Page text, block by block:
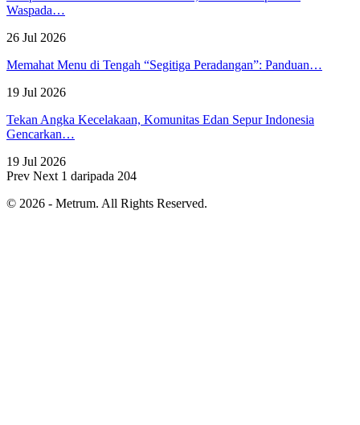
Waspada…
26 Jul 2026
Memahat Menu di Tengah “Segitiga Peradangan”: Panduan…
19 Jul 2026
Tekan Angka Kecelakaan, Komunitas Edan Sepur Indonesia
Gencarkan…
19 Jul 2026
Prev Next 1 daripada 204
© 2026 - Metrum. All Rights Reserved.